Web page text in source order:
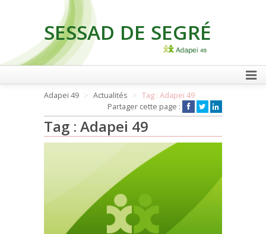
SESSAD DE SEGRÉ
FAIRE UN DON
Adapei 49 Actualités
Tag : Adapei 49
Partager cette page :
Tag : Adapei 49